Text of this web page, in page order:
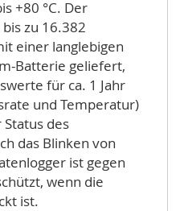
+80 °C. Der
zu 16.382
einer langlebigen
Batterie geliefert,
für ca. 1 Jahr
und Temperatur)
des
das Blinken von
ist gegen
wenn die
ist.